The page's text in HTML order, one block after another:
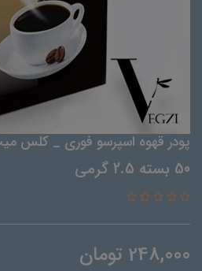
پودر قهوه اسپرسو فوری _ کلس
50 بسته 2.5 گرمی
248,000 تومان